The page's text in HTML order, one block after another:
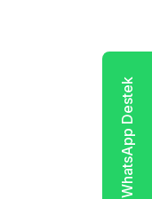
WhatsApp Destek